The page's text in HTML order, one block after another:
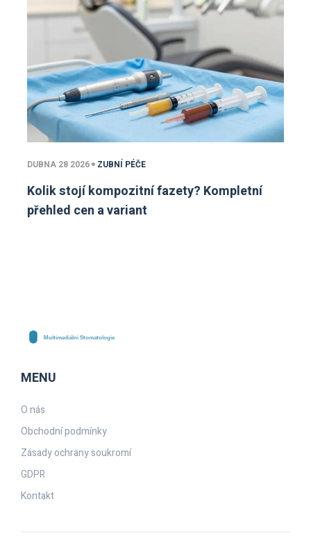
DUBNA 28 2026 ZUBNÍ PÉČE
Kolik stojí kompozitní fazety? Kompletní
přehled cen a variant
MENU
O nás
Obchodní podmínky
Zásady ochrany soukromí
GDPR
Kontakt